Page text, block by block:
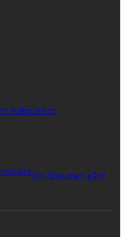
Folkeparken
Om Straumen gård